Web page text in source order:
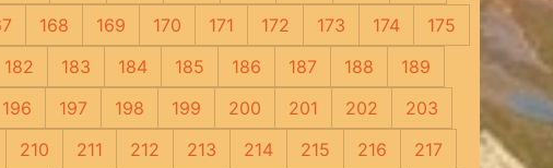
168 169 170 171 172 173 174
175
182 183 184 185 186 187 188
189
196 197 198 199 200 201 202
203
210 211 212 213 214 215 216
217